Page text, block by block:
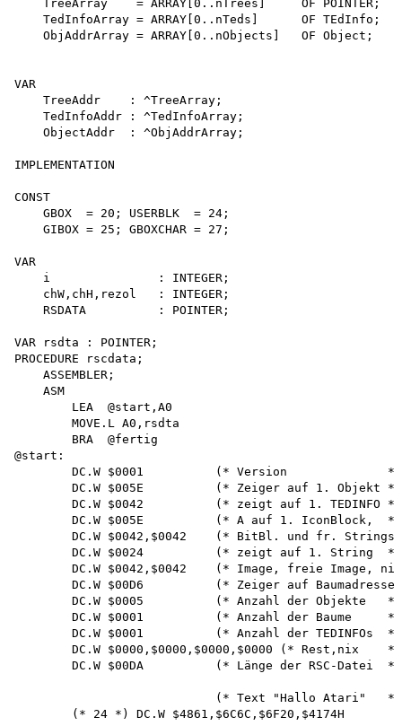
    TreeArray    = ARRAY[0..nTrees]     OF POINTER;
    TedInfoArray = ARRAY[0..nTeds]      OF TEdInfo;
    ObjAddrArray = ARRAY[0..nObjects]   OF Object;
VAR
    TreeAddr    : ^TreeArray;
    TedInfoAddr : ^TedInfoArray;
    ObjectAddr  : ^ObjAddrArray;
IMPLEMENTATION
CONST
    GBOX  = 20; USERBLK  = 24;
    GIBOX = 25; GBOXCHAR = 27;
VAR
    i               : INTEGER;
    chW,chH,rezol   : INTEGER;
    RSDATA          : POINTER;
VAR rsdta : POINTER;
PROCEDURE rscdata;
    ASSEMBLER;
    ASM
        LEA  @start,A0
        MOVE.L A0,rsdta
        BRA  @fertig
@start:
        DC.W $0001          (* Version              *)
        DC.W $005E          (* Zeiger auf 1. Objekt *)
        DC.W $0042          (* zeigt auf 1. TEDINFO *)
        DC.W $005E          (* A auf 1. IconBlock,  *)
DC.W $0042,$0042    (* BitBl. und fr.
        DC.W $0024          (* zeigt auf 1. String  *)
DC.W $0042,$0042    (* Image, freie Image,
DC.W $00D6          (* Zeiger auf
        DC.W $0005          (* Anzahl der Objekte   *)
        DC.W $0001          (* Anzahl der Baume     *)
        DC.W $0001          (* Anzahl der TEDINFOs  *)
        DC.W $0000,$0000,$0000,$0000 (* Rest,nix    *)
        DC.W $00DA          (* Länge der RSC-Datei  *)
                            (* Text "Hallo Atari"   *)
        (* 24 *) DC.W $4861,$6C6C,$6F20,$4174H